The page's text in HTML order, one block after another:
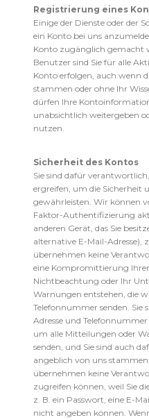
Registrierung eines
Einige der Dienste oder der
ein Konto bei uns
Konto zugänglich gemacht
Benutzer sind Sie für alle
Konto erfolgen, auch wenn
stammen oder ohne Ihr
dürfen Ihre
unabsichtlich weitergeben
nutzen.
Sicherheit des Kontos
Sie sind dafür
ergreifen, um die Sicherheit
gewährleisten. Wir können
Faktor-Authentifizierung
anderen Gerät, das Sie
alternative E-Mail-Adresse),
übernehmen keine
eine Kompromittierung
Nichtbeachtung oder Ihr
Warnungen entstehen, die
Telefonnummer senden.
Adresse und
um alle Mitteilungen oder
senden, und Sie sind auch
angeblich von uns
übernehmen keine
zugreifen können, weil Sie
z. B. ein Passwort, eine E-
nicht angeben können.